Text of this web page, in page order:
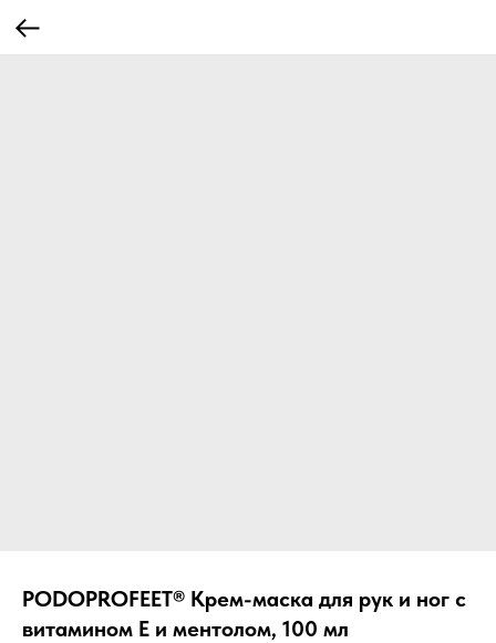
PODOPROFEET® Крем-маска для рук и ног с
витамином Е и ментолом, 100 мл